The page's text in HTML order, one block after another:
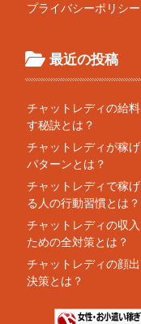
プライバシーポリシー
最近の投稿
チャットレディの給
す秘訣とは？
チャットレディが稼
パターンとは？
チャットレディで稼
る人の行動習慣とは？
チャットレディの収
ための全対策とは？
チャットレディの顔
決策とは？